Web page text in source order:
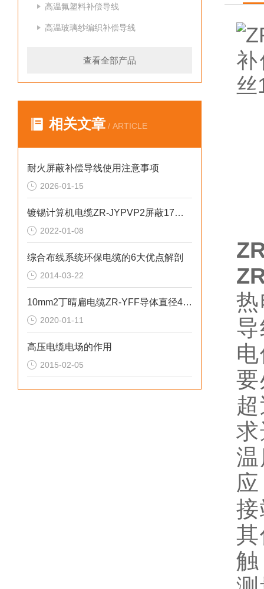
高温氟塑料补偿导线
高温玻璃纱编织补偿导线
查看全部产品
相关文章 / ARTICLE
耐火屏蔽补偿导线使用注意事项
2026-01-15
镀锡计算机电缆ZR-JYPVP2屏蔽17芯500V
2022-01-08
综合布线系统环保电缆的6大优点解剖
2014-03-22
10mm2丁晴扁电缆ZR-YFF导体直径4.0mm
2020-01-11
高压电缆电场的作用
2015-02-05
触